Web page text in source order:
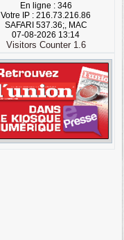
En ligne : 346
Votre IP : 216.73.216.86
SAFARI 537.36;, MAC
07-08-2026 13:14
Visitors Counter 1.6